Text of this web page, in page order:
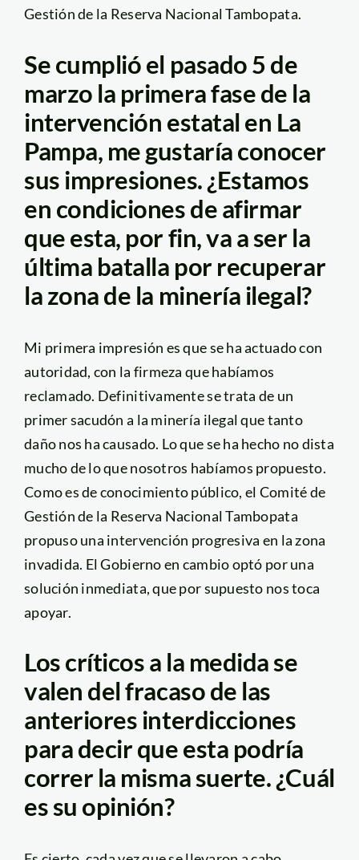
Gestión de la Reserva Nacional Tambopata.
Se cumplió el pasado 5 de
marzo la primera fase de la
intervención estatal en La
Pampa, me gustaría conocer
sus impresiones. ¿Estamos
en condiciones de afirmar
que esta, por fin, va a ser la
última batalla por recuperar
la zona de la minería ilegal?
Mi primera impresión es que se ha actuado con
autoridad, con la firmeza que habíamos
reclamado. Definitivamente se trata de un
primer sacudón a la minería ilegal que tanto
daño nos ha causado. Lo que se ha hecho no dista
mucho de lo que nosotros habíamos propuesto.
Como es de conocimiento público, el Comité de
Gestión de la Reserva Nacional Tambopata
propuso una intervención progresiva en la zona
invadida. El Gobierno en cambio optó por una
solución inmediata, que por supuesto nos toca
apoyar.
Los críticos a la medida se
valen del fracaso de las
anteriores interdicciones
para decir que esta podría
correr la misma suerte. ¿Cuál
es su opinión?